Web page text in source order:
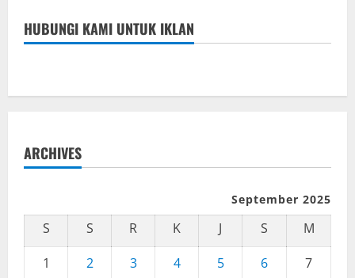
HUBUNGI KAMI UNTUK IKLAN
ARCHIVES
September 2025
S S R K J S
M
1
2 3 4 5 6
7